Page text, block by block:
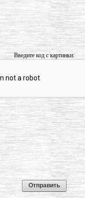
Введите код с картинки: